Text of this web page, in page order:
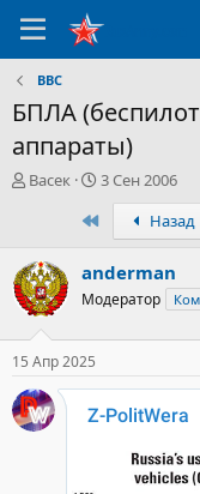
ВВС
БПЛА
аппараты)
А
р
т
е
м
ы
Васек
Д
н
а
ч
3 Сен 2006
ПервыйНазад
anderman
Модератор
15 Апр 2025